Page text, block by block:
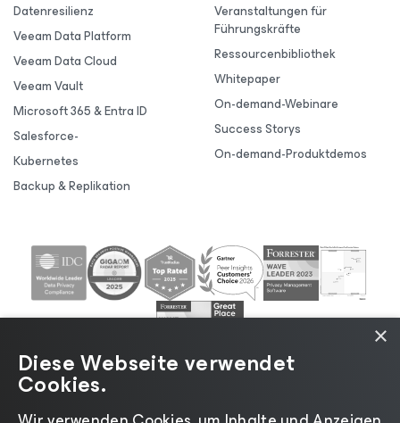
Datenresilienz
Veeam Data Platform
Veeam Data Cloud
Veeam Vault
Microsoft 365 & Entra ID
Salesforce-
Kubernetes
Backup & Replikation
Veranstaltungen für
Führungskräfte
Ressourcenbibliothek
Whitepaper
On-demand-Webinare
Success Storys
On-demand-Produktdemos
×
Diese Webseite verwendet
Cookies.